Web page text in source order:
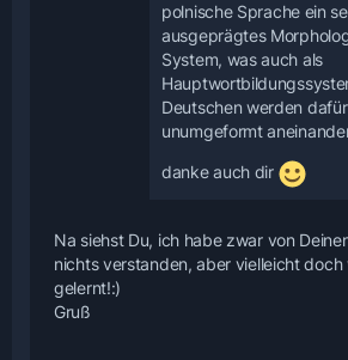
polnische Sprache ein
ausgeprägtes
System, was auch als
Deutschen werden
unumgeformt
danke auch dir
Na siehst Du, ich habe zwar von
nichts verstanden, aber vielleicht doch
gelernt!:)
Gruß